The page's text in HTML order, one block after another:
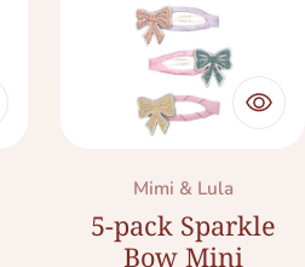
Merk:
Mimi & Lula
5-pack Sparkle
Bow Mini